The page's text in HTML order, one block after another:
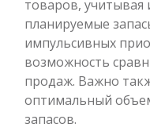
товаров, учитывая
планируемые
импульсивных
возможность
продаж. Важно
оптимальный
запасов.